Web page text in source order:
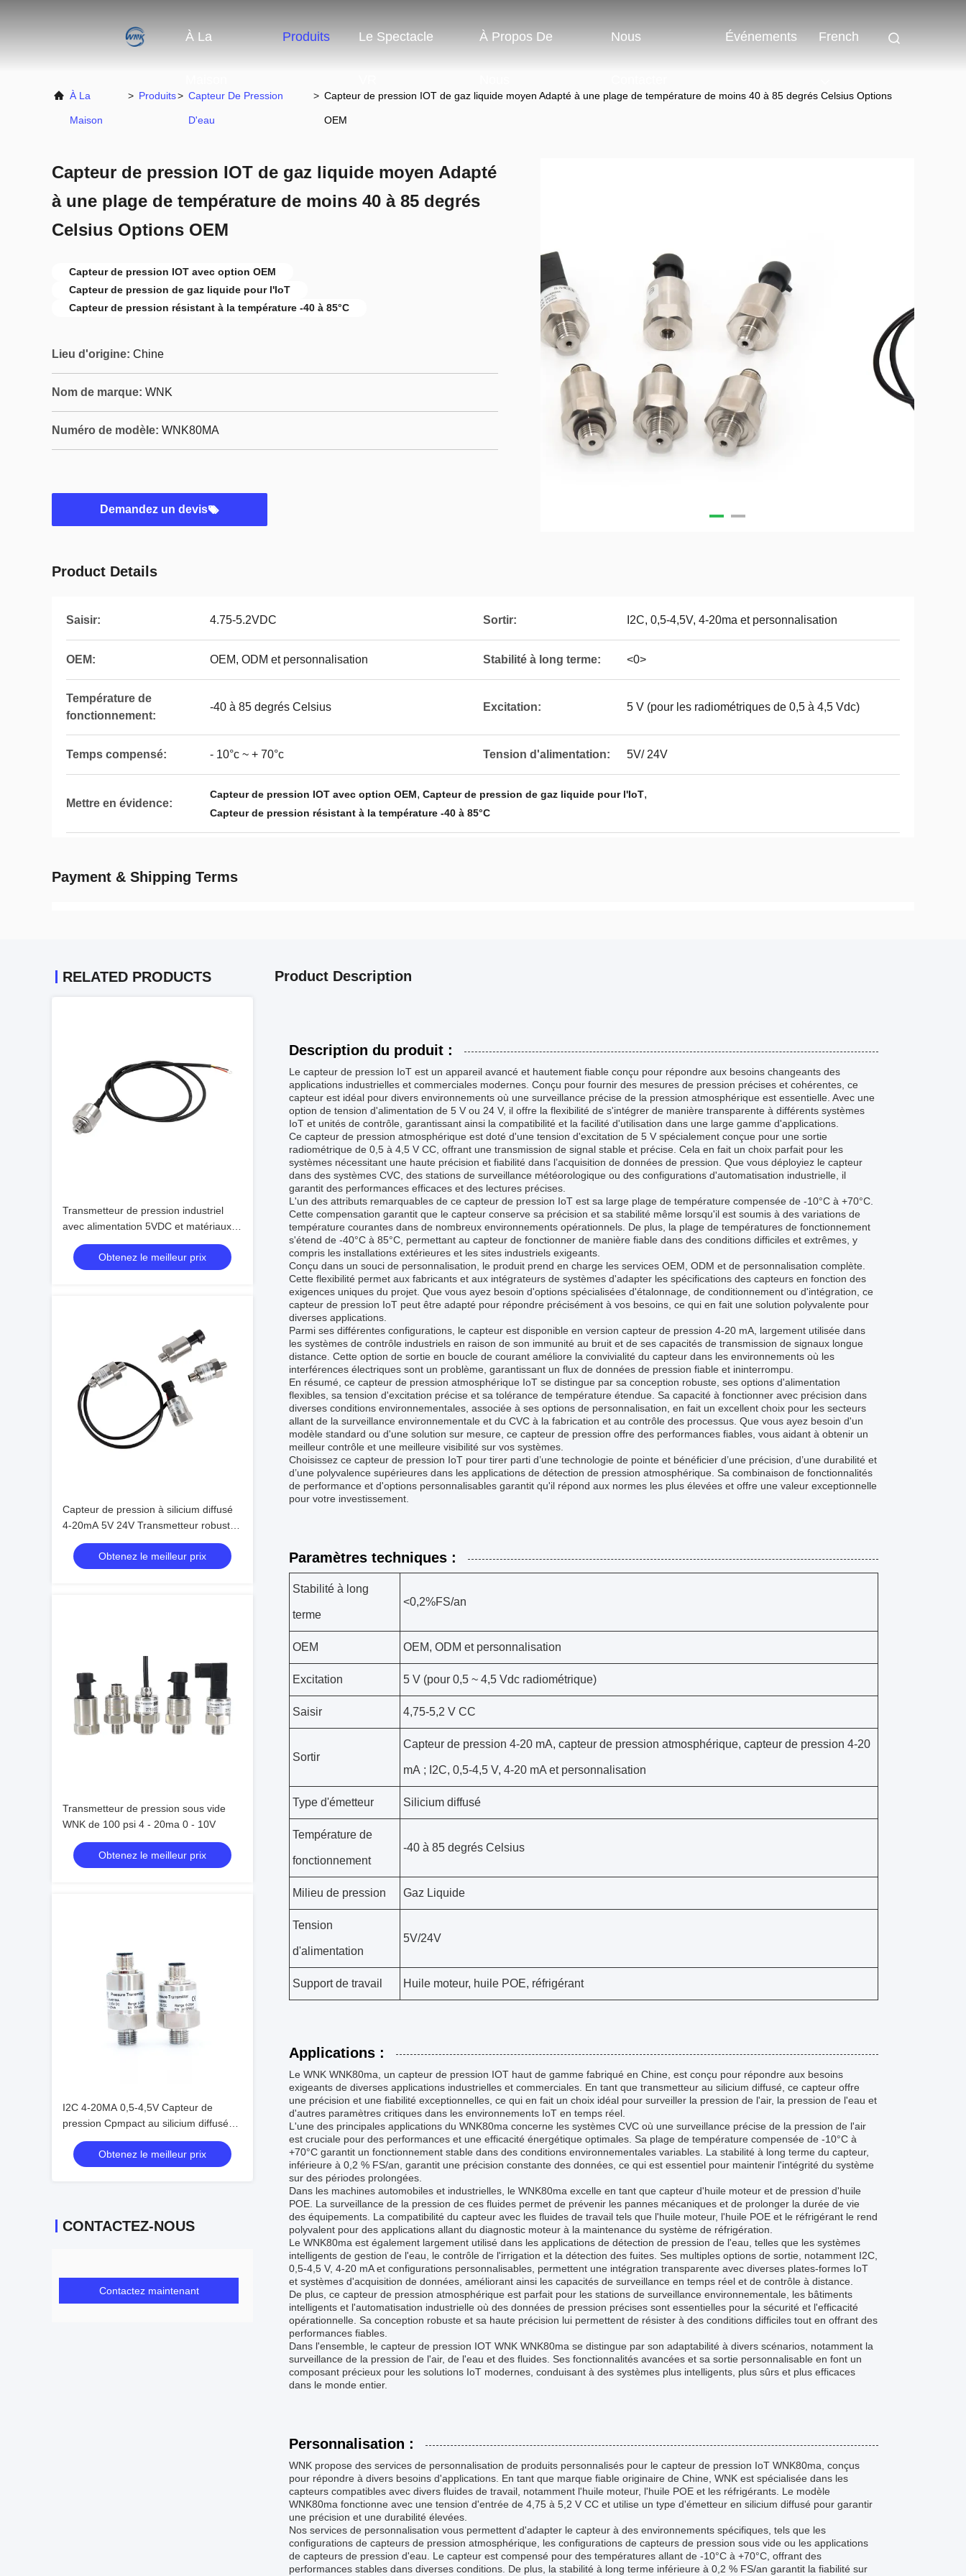
À La Produits Le Spectacle À Propos De Nous Événements French
À La
Maison
> Produits> Capteur De Pression
D'eau
> Capteur de pression IOT de gaz liquide moyen Adapté à une plage de température de moins 40 à 85 degrés Celsius Options
OEM
Capteur de pression IOT de gaz liquide moyen Adapté
à une plage de température de moins 40 à 85 degrés
Celsius Options OEM
Capteur de pression IOT avec option OEM
Capteur de pression de gaz liquide pour l'IoT
Capteur de pression résistant à la température -40 à 85°C
Lieu d'origine: Chine
Nom de marque: WNK
Numéro de modèle: WNK80MA
Demandez un devis
Product Details
Saisir: 4.75-5.2VDC Sortir: I2C, 0,5-4,5V, 4-20ma et personnalisation
OEM: OEM, ODM et personnalisation Stabilité à long terme: <0>
Température de
fonctionnement:
-40 à 85 degrés Celsius Excitation: 5 V (pour les radiométriques de 0,5 à 4,5 Vdc)
Temps compensé: - 10°c ~ + 70°c Tension d'alimentation: 5V/ 24V
Mettre en évidence:
Capteur de pression IOT avec option OEM, Capteur de pression de gaz liquide pour l'IoT,
Capteur de pression résistant à la température -40 à 85°C
Payment & Shipping Terms
RELATED PRODUCTS
Transmetteur de pression industriel
avec alimentation 5VDC et matériaux
de boîtier SS304 résistant à la
corrosionObtenez le meilleur prix
Capteur de pression à silicium diffusé
4-20mA 5V 24V Transmetteur robuste
conçu pour des performances de
surveillance de pression à long terme
Obtenez le meilleur prix
Transmetteur de pression sous vide
WNK de 100 psi 4 - 20ma 0 - 10V
Obtenez le meilleur prix
I2C 4-20MA 0,5-4,5V Capteur de
pression Cpmpact au silicium diffusé
pour les supports corrosifs
Obtenez le meilleur prix
CONTACTEZ-NOUS
Contactez maintenant
Product Description
Description du produit :
Le capteur de pression IoT est un appareil avancé et hautement fiable conçu pour répondre aux besoins changeants des
applications industrielles et commerciales modernes. Conçu pour fournir des mesures de pression précises et cohérentes, ce
capteur est idéal pour divers environnements où une surveillance précise de la pression atmosphérique est essentielle. Avec une
option de tension d'alimentation de 5 V ou 24 V, il offre la flexibilité de s'intégrer de manière transparente à différents systèmes
IoT et unités de contrôle, garantissant ainsi la compatibilité et la facilité d'utilisation dans une large gamme d'applications.
Ce capteur de pression atmosphérique est doté d'une tension d'excitation de 5 V spécialement conçue pour une sortie
radiométrique de 0,5 à 4,5 V CC, offrant une transmission de signal stable et précise. Cela en fait un choix parfait pour les
systèmes nécessitant une haute précision et fiabilité dans l’acquisition de données de pression. Que vous déployiez le capteur
dans des systèmes CVC, des stations de surveillance météorologique ou des configurations d'automatisation industrielle, il
garantit des performances efficaces et des lectures précises.
L'un des attributs remarquables de ce capteur de pression IoT est sa large plage de température compensée de -10°C à +70°C.
Cette compensation garantit que le capteur conserve sa précision et sa stabilité même lorsqu'il est soumis à des variations de
température courantes dans de nombreux environnements opérationnels. De plus, la plage de températures de fonctionnement
s'étend de -40°C à 85°C, permettant au capteur de fonctionner de manière fiable dans des conditions difficiles et extrêmes, y
compris les installations extérieures et les sites industriels exigeants.
Conçu dans un souci de personnalisation, le produit prend en charge les services OEM, ODM et de personnalisation complète.
Cette flexibilité permet aux fabricants et aux intégrateurs de systèmes d'adapter les spécifications des capteurs en fonction des
exigences uniques du projet. Que vous ayez besoin d'options spécialisées d'étalonnage, de conditionnement ou d'intégration, ce
capteur de pression IoT peut être adapté pour répondre précisément à vos besoins, ce qui en fait une solution polyvalente pour
diverses applications.
Parmi ses différentes configurations, le capteur est disponible en version capteur de pression 4-20 mA, largement utilisée dans
les systèmes de contrôle industriels en raison de son immunité au bruit et de ses capacités de transmission de signaux longue
distance. Cette option de sortie en boucle de courant améliore la convivialité du capteur dans les environnements où les
interférences électriques sont un problème, garantissant un flux de données de pression fiable et ininterrompu.
En résumé, ce capteur de pression atmosphérique IoT se distingue par sa conception robuste, ses options d'alimentation
flexibles, sa tension d'excitation précise et sa tolérance de température étendue. Sa capacité à fonctionner avec précision dans
diverses conditions environnementales, associée à ses options de personnalisation, en fait un excellent choix pour les secteurs
allant de la surveillance environnementale et du CVC à la fabrication et au contrôle des processus. Que vous ayez besoin d'un
modèle standard ou d'une solution sur mesure, ce capteur de pression offre des performances fiables, vous aidant à obtenir un
meilleur contrôle et une meilleure visibilité sur vos systèmes.
Choisissez ce capteur de pression IoT pour tirer parti d’une technologie de pointe et bénéficier d’une précision, d’une durabilité et
d’une polyvalence supérieures dans les applications de détection de pression atmosphérique. Sa combinaison de fonctionnalités
de performance et d'options personnalisables garantit qu'il répond aux normes les plus élevées et offre une valeur exceptionnelle
pour votre investissement.
Paramètres techniques :
Stabilité à long
terme
<0,2%FS/an
OEM OEM, ODM et personnalisation
Excitation 5 V (pour 0,5 ~ 4,5 Vdc radiométrique)
Saisir 4,75-5,2 V CC
Sortir
Capteur de pression 4-20 mA, capteur de pression atmosphérique, capteur de pression 4-20
mA ; I2C, 0,5-4,5 V, 4-20 mA et personnalisation
Type d'émetteur Silicium diffusé
Température de
fonctionnement
-40 à 85 degrés Celsius
Milieu de pression Gaz Liquide
Tension
d'alimentation
5V/24V
Support de travail Huile moteur, huile POE, réfrigérant
Applications :
Le WNK WNK80ma, un capteur de pression IOT haut de gamme fabriqué en Chine, est conçu pour répondre aux besoins
exigeants de diverses applications industrielles et commerciales. En tant que transmetteur au silicium diffusé, ce capteur offre
une précision et une fiabilité exceptionnelles, ce qui en fait un choix idéal pour surveiller la pression de l'air, la pression de l'eau et
d'autres paramètres critiques dans les environnements IoT en temps réel.
L'une des principales applications du WNK80ma concerne les systèmes CVC où une surveillance précise de la pression de l'air
est cruciale pour des performances et une efficacité énergétique optimales. Sa plage de température compensée de -10°C à
+70°C garantit un fonctionnement stable dans des conditions environnementales variables. La stabilité à long terme du capteur,
inférieure à 0,2 % FS/an, garantit une précision constante des données, ce qui est essentiel pour maintenir l'intégrité du système
sur des périodes prolongées.
Dans les machines automobiles et industrielles, le WNK80ma excelle en tant que capteur d'huile moteur et de pression d'huile
POE. La surveillance de la pression de ces fluides permet de prévenir les pannes mécaniques et de prolonger la durée de vie
des équipements. La compatibilité du capteur avec les fluides de travail tels que l'huile moteur, l'huile POE et le réfrigérant le rend
polyvalent pour des applications allant du diagnostic moteur à la maintenance du système de réfrigération.
Le WNK80ma est également largement utilisé dans les applications de détection de pression de l'eau, telles que les systèmes
intelligents de gestion de l'eau, le contrôle de l'irrigation et la détection des fuites. Ses multiples options de sortie, notamment I2C,
0,5-4,5 V, 4-20 mA et configurations personnalisables, permettent une intégration transparente avec diverses plates-formes IoT
et systèmes d'acquisition de données, améliorant ainsi les capacités de surveillance en temps réel et de contrôle à distance.
De plus, ce capteur de pression atmosphérique est parfait pour les stations de surveillance environnementale, les bâtiments
intelligents et l'automatisation industrielle où des données de pression précises sont essentielles pour la sécurité et l'efficacité
opérationnelle. Sa conception robuste et sa haute précision lui permettent de résister à des conditions difficiles tout en offrant des
performances fiables.
Dans l'ensemble, le capteur de pression IOT WNK WNK80ma se distingue par son adaptabilité à divers scénarios, notamment la
surveillance de la pression de l'air, de l'eau et des fluides. Ses fonctionnalités avancées et sa sortie personnalisable en font un
composant précieux pour les solutions IoT modernes, conduisant à des systèmes plus intelligents, plus sûrs et plus efficaces
dans le monde entier.
Personnalisation :
WNK propose des services de personnalisation de produits personnalisés pour le capteur de pression IoT WNK80ma, conçus
pour répondre à divers besoins d'applications. En tant que marque fiable originaire de Chine, WNK est spécialisée dans les
capteurs compatibles avec divers fluides de travail, notamment l'huile moteur, l'huile POE et les réfrigérants. Le modèle
WNK80ma fonctionne avec une tension d'entrée de 4,75 à 5,2 V CC et utilise un type d'émetteur en silicium diffusé pour garantir
une précision et une durabilité élevées.
Nos services de personnalisation vous permettent d'adapter le capteur à des environnements spécifiques, tels que les
configurations de capteurs de pression atmosphérique, les configurations de capteurs de pression sous vide ou les applications
de capteurs de pression d'eau. Le capteur est compensé pour des températures allant de -10°C à +70°C, offrant des
performances stables dans diverses conditions. De plus, la stabilité à long terme inférieure à 0,2 % FS/an garantit la fiabilité sur